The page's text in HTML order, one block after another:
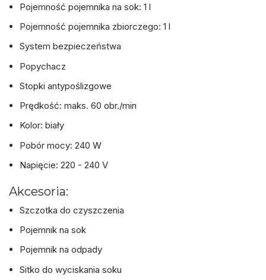
Pojemność pojemnika na sok: 1 l
Pojemność pojemnika zbiorczego: 1 l
System bezpieczeństwa
Popychacz
Stopki antypoślizgowe
Prędkość: maks. 60 obr./min
Kolor: biały
Pobór mocy: 240 W
Napięcie: 220 - 240 V
Akcesoria:
Szczotka do czyszczenia
Pojemnik na sok
Pojemnik na odpady
Sitko do wyciskania soku